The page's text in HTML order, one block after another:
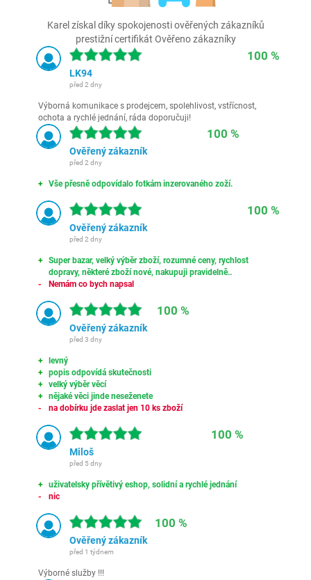
Karel získal díky spokojenosti ověřených zákazníků
prestižní certifikát Ověřeno zákazníky
100 %
LK94
před 2 dny
Výborná komunikace s prodejcem, spolehlivost, vstřícnost,
ochota a rychlé jednání, ráda doporučuji!
100 %
Ověřený zákazník
před 2 dny
Vše přesně odpovídalo fotkám inzerovaného zoží.
100 %
Ověřený zákazník
před 2 dny
Super bazar, velký výběr zboží, rozumné ceny, rychlost
dopravy, některé zboží nové, nakupuji pravidelně..
Nemám co bych napsal
100 %
Ověřený zákazník
před 3 dny
levný
popis odpovídá skutečnosti
velký výběr věcí
nějaké věci jinde neseženete
na dobírku jde zaslat jen 10 ks zboží
100 %
Miloš
před 5 dny
uživatelsky přívětivý eshop, solidní a rychlé jednání
nic
100 %
Ověřený zákazník
před 1 týdnem
Výborné služby !!!